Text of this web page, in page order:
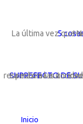
5 La
La máxima autoridad política en la
Inicio